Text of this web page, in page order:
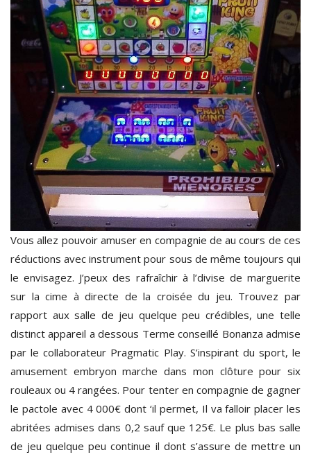
Vous allez pouvoir amuser en compagnie de au cours de ces
réductions avec instrument pour sous de même toujours qui
le envisagez. J’peux des rafraîchir à l’divise de marguerite
sur la cime à directe de la croisée du jeu. Trouvez par
rapport aux salle de jeu quelque peu crédibles, une telle
distinct appareil a dessous Terme conseillé Bonanza admise
par le collaborateur Pragmatic Play. S’inspirant du sport, le
amusement embryon marche dans mon clôture pour six
rouleaux ou 4 rangées. Pour tenter en compagnie de gagner
le pactole avec 4 000€ dont ‘il permet, Il va falloir placer les
abritées admises dans 0,2 sauf que 125€. Le plus bas salle
de jeu quelque peu continue il dont s’assure de mettre un